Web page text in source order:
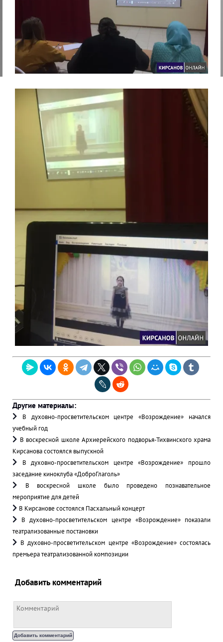
Другие материалы:
В духовно-просветительском центре «Возрождение» начался
учебный год
В воскресной школе Архиерейского подворья-Тихвинского храма
Кирсанова состоялся выпускной
В духовно-просветительском центре «Возрождение» прошло
заседание киноклуба «ДоброГлаголь»
В воскресной школе было проведено познавательное
мероприятие для детей
В Кирсанове состоялся Пасхальный концерт
В духовно-просветительском центре «Возрождение» показали
театрализованные постановки
В духовно-просветительском центре «Возрождение» состоялась
премьера театрализованной композиции
Добавить комментарий